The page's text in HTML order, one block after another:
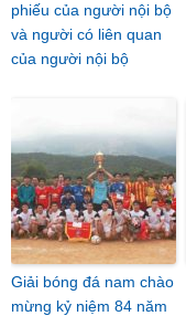
phiếu của người nội bộ
và người có liên quan
của người nội bộ
Giải bóng đá nam chào
mừng kỷ niệm 84 năm